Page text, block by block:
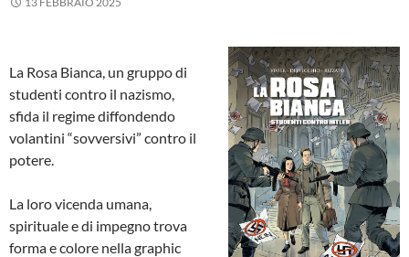
La Rosa Bianca, un gruppo di
studenti contro il nazismo,
sfida il regime diffondendo
volantini “sovversivi” contro il
potere.
La loro vicenda umana,
spirituale e di impegno trova
forma e colore nella graphic